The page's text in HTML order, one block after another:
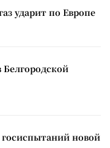
ударит по Европе
Белгородской
новой